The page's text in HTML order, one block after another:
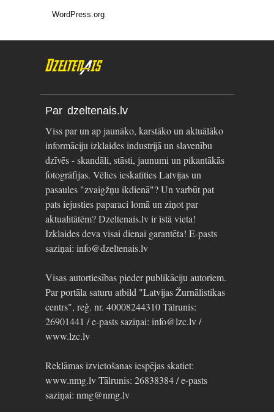
WordPress.org
Par dzeltenais.lv
Viss par un ap jaunāko, karstāko un aktuālāko
informāciju izklaides industrijā un slavenību
dzīvēs - skandāli, stāsti, jaunumi un pikantākās
fotogrāfijas. Vēlies ieskatīties Latvijas un
pasaules "zvaigžņu ikdienā"? Un varbūt pat
pats iejusties paparaci lomā un ziņot par
aktualitātēm? Dzeltenais.lv ir īstā vieta!
Izklaides deva visai dienai garantēta! E-pasts
saziņai: info@dzeltenais.lv
Visas autortiesības pieder publikāciju autoriem.
Par portāla saturu atbild "Latvijas Žurnālistikas
centrs", reģ. nr. 40008244310 Tālrunis:
26901441 / e-pasts saziņai: info@lzc.lv /
www.lzc.lv
Reklāmas izvietošanas iespējas skatiet:
www.nmg.lv Tālrunis: 26838384 / e-pasts
saziņai: nmg@nmg.lv